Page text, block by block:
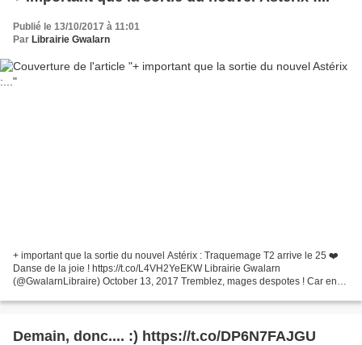
Publié le 13/10/2017 à 11:01
Par Librairie Gwalarn
+ important que la sortie du nouvel Astérix : Traquemage T2 arrive le 25 ❤️
Danse de la joie ! https://t.co/L4VH2YeEKW Librairie Gwalarn
(@GwalarnLibraire) October 13, 2017 Tremblez, mages despotes ! Car en
Demain, donc.... :) https://t.co/DP6N7FAJGU